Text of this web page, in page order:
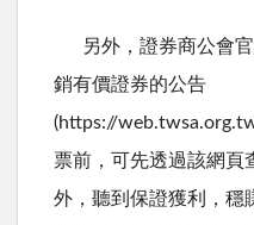
另外，證券商公會官
銷有價證券的公告
(https://
票前，可先透過該網頁
外，聽到保證獲利，穩